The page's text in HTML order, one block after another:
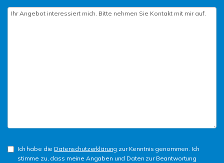
Ich habe die Datenschutzerklärung zur Kenntnis genommen. Ich
stimme zu, dass meine Angaben und Daten zur Beantwortung